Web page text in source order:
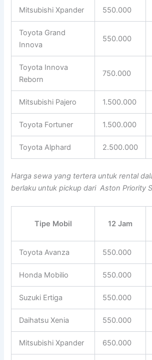
Mitsubishi Xpander 550.000
Toyota Grand
Innova
550.000
Toyota Innova
Reborn
750.000
Mitsubishi Pajero 1.500.000
Toyota Fortuner 1.500.000
Toyota Alphard 2.500.000
Harga sewa yang tertera untuk rental
berlaku untuk pickup dari Aston Priority
Tipe Mobil 12 Jam
Toyota Avanza 550.000
Honda Mobilio 550.000
Suzuki Ertiga 550.000
Daihatsu Xenia 550.000
Mitsubishi Xpander 650.000